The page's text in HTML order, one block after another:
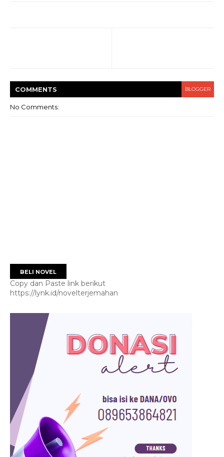
COMMENTS BLOGGER
No Comments:
BELI NOVEL
Copy dan Paste link berikut
https://lynk.id/novelterjemahan